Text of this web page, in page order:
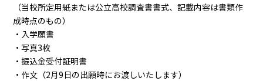
（当校所定用紙または公立高校調査書書式、記載内容は書類作
成時点のもの）
・入学願書
・写真3枚
・振込金受付証明書
・作文（2月9日の出願時にお渡しいたします）